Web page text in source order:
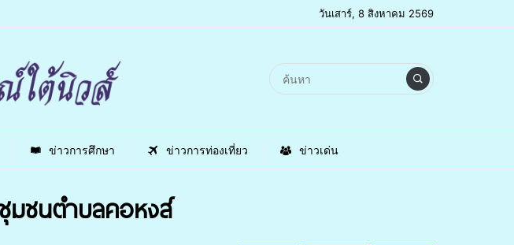
วันเสาร์, 8 สิงหาคม 2569
ข่าวการศึกษา ข่าวการท่องเที่ยว ข่าวเด่น
มชนตำบลคอหงส์